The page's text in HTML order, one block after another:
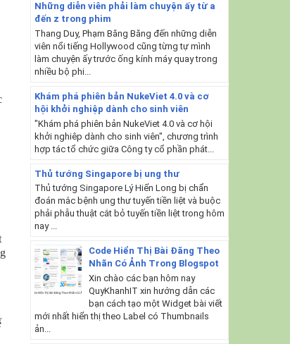
Những diễn viên phải làm chuyện ấy từ a
đến z trong phim
Thang Duy, Phạm Băng Băng đến những diễn
viên nổi tiếng Hollywood cũng từng tự mình
làm chuyện ấy trước ống kính máy quay trong
nhiều bộ phi...
Khám phá phiên bản NukeViet 4.0 và cơ
hội khởi nghiệp dành cho sinh viên
"Khám phá phiên bản NukeViet 4.0 và cơ hội
khởi nghiêp dành cho sinh viên", chương trình
hợp tác tổ chức giữa Công ty cổ phần phát...
Thủ tướng Singapore bị ung thư
Thủ tướng Singapore Lý Hiển Long bị chẩn
đoán mắc bệnh ung thư tuyến tiền liệt và buộc
phải phẫu thuật cắt bỏ tuyến tiền liệt trong hôm
nay ...
Code Hiển Thị Bài Đăng Theo
Nhãn Có Ảnh Trong Blogspot
Xin chào các bạn hôm nay
QuyKhanhIT xin hướng dẫn các
bạn cách tạo một Widget bài viết
mới nhất hiển thị theo Label có Thumbnails
ản...